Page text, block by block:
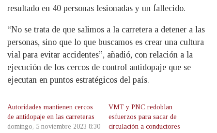
resultado en 40 personas lesionadas y un fallecido.
“No se trata de que salimos a la carretera a detener a las
personas, sino que lo que buscamos es crear una cultura
vial para evitar accidentes”, añadió, con relación a la
ejecución de los cercos de control antidopaje que se
ejecutan en puntos estratégicos del país.
Autoridades mantienen cercos
de antidopaje en las carreteras
domingo, 5 noviembre 2023 8:30
VMT y PNC redoblan
esfuerzos para sacar de
circulación a conductores